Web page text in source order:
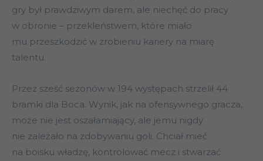
gry był prawdziwym darem, ale niechęć do pracy
w obronie – przekleństwem, które miało
mu przeszkodzić w zrobieniu kariery na miarę
talentu.
Przez sześć sezonów w 194 występach strzelił 44
bramki dla Boca. Wynik, jak na ofensywnego gracza,
może nie jest oszałamiający, ale jemu nigdy
nie zależało na zdobywaniu goli. Chciał mieć
na boisku władzę, kontrolować mecz i stwarzać